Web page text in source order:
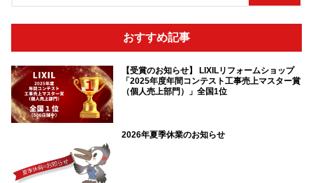
おすすめ記事
【受賞のお知らせ】 LIXILリフォームショップ
「2025年度年間コンテスト工事売上マスター賞
（個人売上部門）」全国1位
2026年夏季休業のお知らせ